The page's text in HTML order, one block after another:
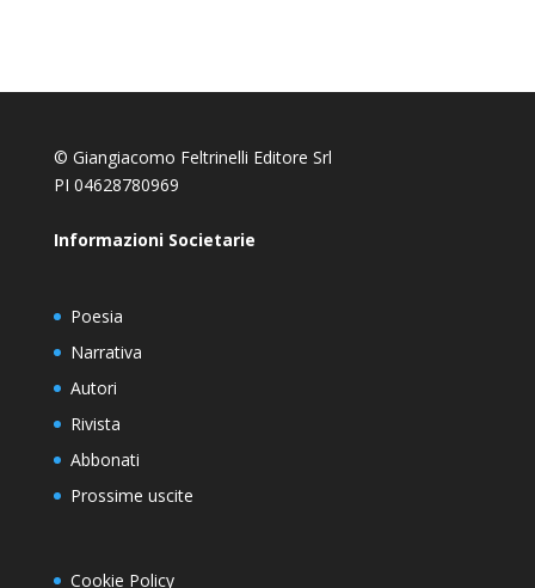
© Giangiacomo Feltrinelli Editore Srl
PI 04628780969
Informazioni Societarie
Poesia
Narrativa
Autori
Rivista
Abbonati
Prossime uscite
Cookie Policy